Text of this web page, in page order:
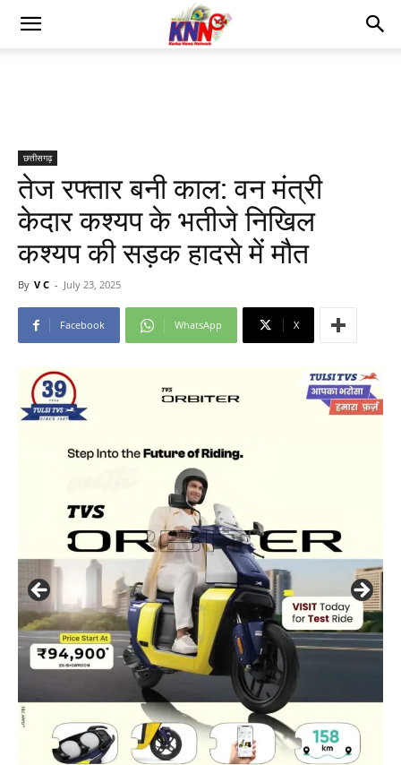
छत्तीसगढ़
तेज रफ्तार बनी काल: वन मंत्री
केदार कश्यप के भतीजे निखिल
कश्यप की सड़क हादसे में मौत
By V C - July 23, 2025
Facebook WhatsApp X